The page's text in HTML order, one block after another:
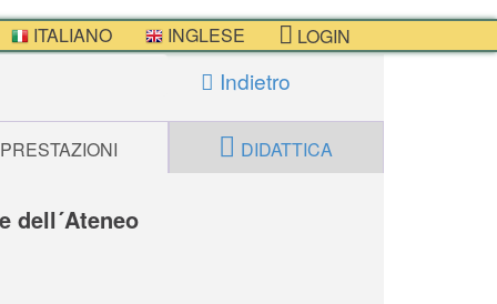
ITALIANO INGLESE
LOGIN
Indietro
PRESTAZIONI DIDATTICA
dell´Ateneo